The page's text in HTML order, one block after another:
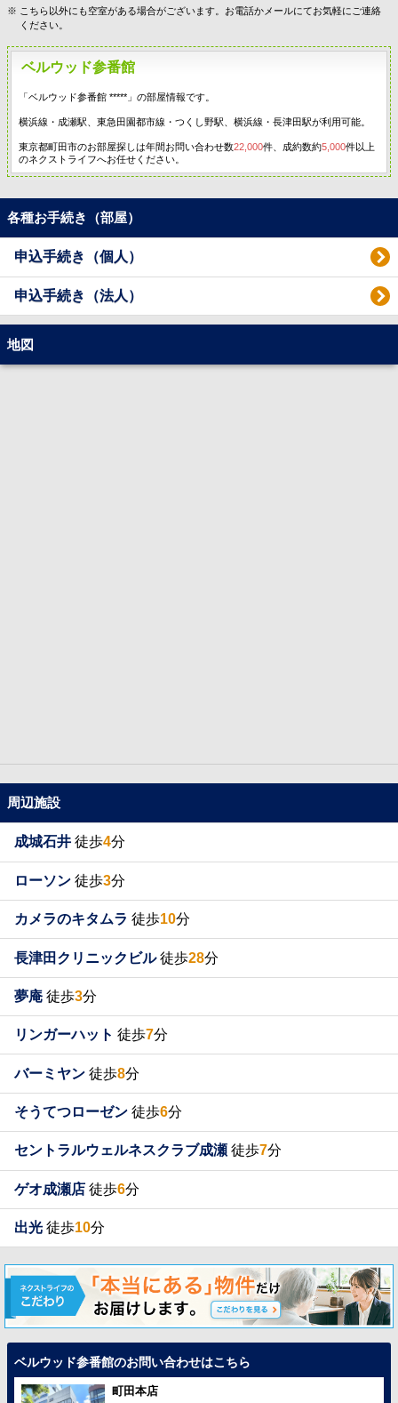
こちら以外にも空室がある場合がございます。お電話かメールにてお気軽にご連絡
ください。
ベルウッド参番館
「ベルウッド参番館 *****」の部屋情報です。
横浜線・成瀬駅、東急田園都市線・つくし野駅、横浜線・長津田駅が利用可能。
東京都町田市のお部屋探しは年間お問い合わせ数22,000件、成約数約5,000件以上
のネクストライフへお任せください。
各種お手続き（部屋）
申込手続き（個人）
申込手続き（法人）
地図
周辺施設
成城石井 徒歩4分
ローソン 徒歩3分
カメラのキタムラ 徒歩10分
長津田クリニックビル徒歩28分
夢庵 徒歩3分
リンガーハット 徒歩7分
バーミヤン 徒歩8分
そうてつローゼン 徒歩6分
セントラルウェルネスクラブ成瀬 徒歩7分
ゲオ成瀬店 徒歩6分
出光 徒歩10分
ベルウッド参番館のお問い合わせはこちら
町田本店